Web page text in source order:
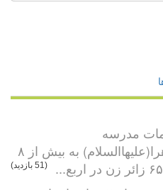
مدرسه
فیض‌الزهرا(علیهاالسلام) به بیش از ۸
(51 بازدید)